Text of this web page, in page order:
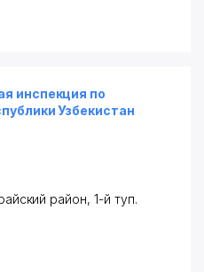
инспекция по
Узбекистан
район, 1-й туп.